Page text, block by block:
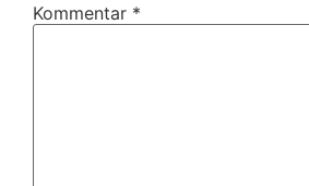
Kommentar *